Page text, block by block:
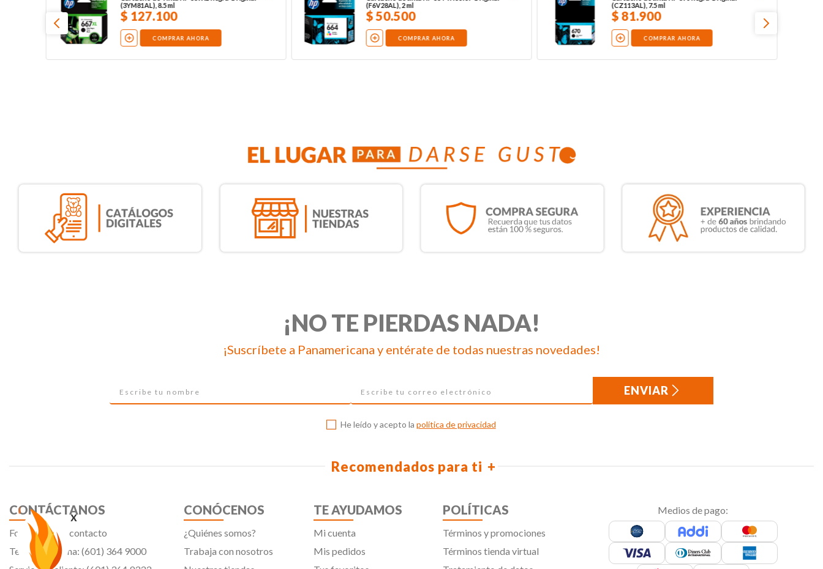
x
(3YM81AL), 8.5 ml
$ 127.100
COMPRAR AHORA
(F6V28AL), 2 ml
$50.500
COMPRAR AHORA
(CZ113AL), 7.5 ml
$81.900
COMPRAR AHORA
¡NO TE PIERDAS NADA!
¡Suscríbete a Panamericana y entérate de todas nuestras novedades!
ENVIAR
He leído y acepto la política de privacidad
Recomendados para ti
CONTÁCTANOS
Formulario de contacto
Teléfono oficina: (601) 364 9000
CONÓCENOS
¿Quiénes somos?
Trabaja con nosotros
TE AYUDAMOS
Mi cuenta
Mis pedidos
POLÍTICAS
Términos y promociones
Términos tienda virtual
Medios de pago: